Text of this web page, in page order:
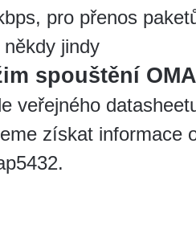
pro přenos
jindy
spouštění
veřejného
získat informace